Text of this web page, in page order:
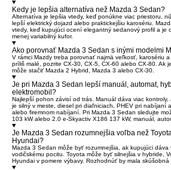
Kedy je lepšia alternatíva než Mazda 3 Sedan?
Alternatíva je lepšia vtedy, keď ponúkne viac priestoru,
lepší elektrický dojazd alebo praktickejšiu karosériu.
vtedy, keď kupujúci ocení elegantný sedanový profil a je
menej variabilný kufor.
Ako porovnať Mazda 3 Sedan s inými modelmi
V rámci Mazdy treba porovnať najmä veľkosť, karosériu
príliš malé, pozrite CX-30, CX-5, CX-60 alebo CX-80. Ak
môže stačiť Mazda 2 Hybrid, Mazda 3 alebo CX-30.
Je pri Mazda 3 Sedan lepší manuál, automat,
elektromobil?
Najlepší pohon závisí od trás. Manuál dáva viac kontroly,
je silný v meste, diesel pri diaľniciach, PHEV pri nabíjaní
alebo firemnom nabíjaní. Pri Mazda 3 Sedan sledujte
103 kW alebo 2.0 e-Skyactiv X186 137 kW, manuál,
Je Mazda 3 Sedan rozumnejšia voľba než
Hyundai?
Mazda 3 Sedan môže byť rozumnejšia, ak kupujúci
vodičskému pocitu. Toyota môže byť silnejšia v hybride,
Hyundai v pomere výbavy. Rozhodnúť by mala